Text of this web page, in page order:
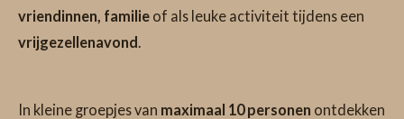
vriendinnen, familie of als leuke activiteit tijdens een
vrijgezellenavond.
In kleine groepjes van maximaal 10 personen ontdekken